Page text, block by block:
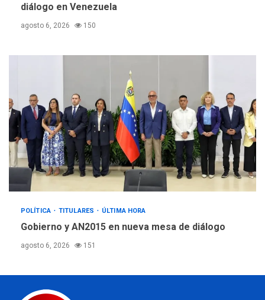
diálogo en Venezuela
agosto 6, 2026 150
POLÍTICA TITULARES ÚLTIMA HORA
Gobierno y AN2015 en nueva mesa de diálogo
agosto 6, 2026 151